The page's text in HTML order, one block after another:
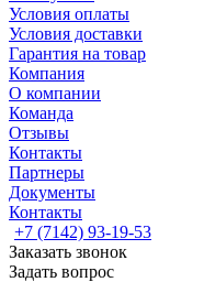
Условия оплаты
Условия доставки
Гарантия на товар
Компания
О компании
Команда
Отзывы
Контакты
Партнеры
Документы
Контакты
+7 (7142) 93-19-53
Заказать звонок
Задать вопрос